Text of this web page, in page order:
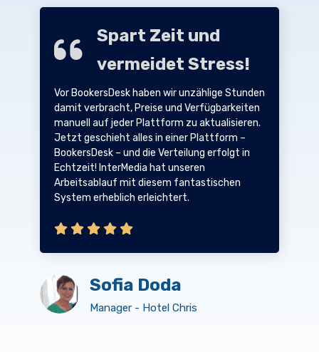
Spart Zeit und
vermeidet Stress!
Vor BookersDesk haben wir unzählige Stunden
damit verbracht, Preise und Verfügbarkeiten
manuell auf jeder Plattform zu aktualisieren.
Jetzt geschieht alles in einer Plattform –
BookersDesk – und die Verteilung erfolgt in
Echtzeit! InterMedia hat unseren
Arbeitsablauf mit diesem fantastischen
System erheblich erleichtert.
Sofia Doda
Manager - Hotel Chris